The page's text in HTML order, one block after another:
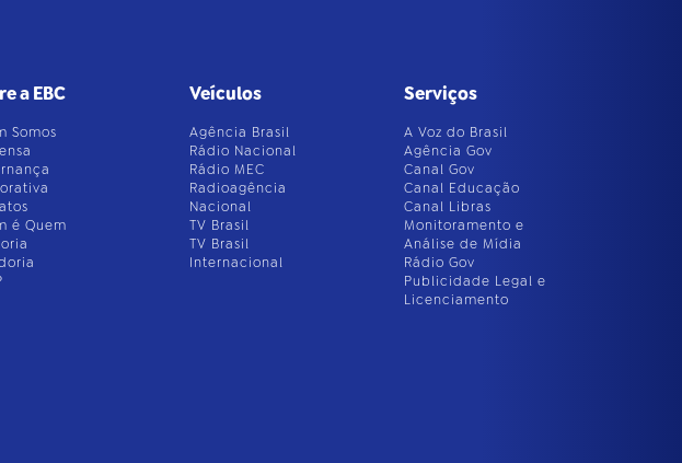
a EBC
Somos
é Quem
Veículos
Agência Brasil
Rádio Nacional
Rádio MEC
Radioagência
Nacional
TV Brasil
TV Brasil
Internacional
Serviços
A Voz do Brasil
Agência Gov
Canal Gov
Canal Educação
Canal Libras
Monitoramento e
Análise de Mídia
Rádio Gov
Publicidade Legal e
Licenciamento